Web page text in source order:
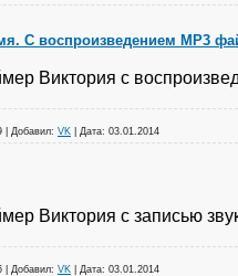
С воспроизведением МР3
Виктория с
Добавил: VK Дата: 03.01.2014
Виктория с записью
Добавил: VK Дата: 03.01.2014